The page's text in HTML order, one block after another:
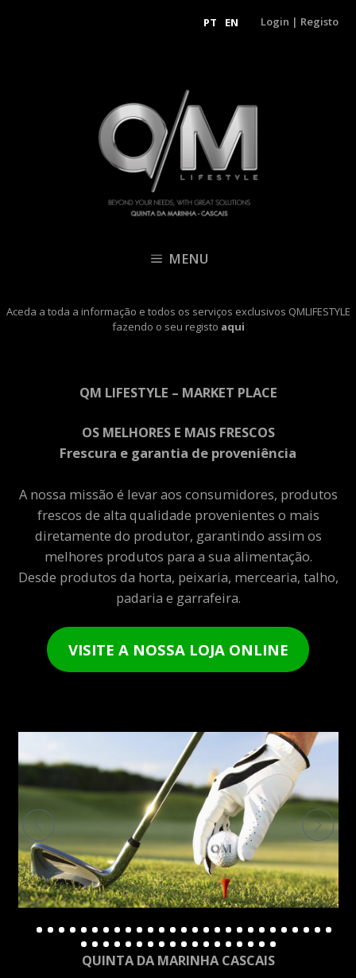
PT EN Login | Registo
MENU
Aceda a toda a informação e todos os serviços exclusivos QMLIFESTYLE
fazendo o seu registo aqui
QM LIFESTYLE – MARKET PLACE
OS MELHORES E MAIS FRESCOS
Frescura e garantia de proveniência
A nossa missão é levar aos consumidores, produtos
frescos de alta qualidade provenientes o mais
diretamente do produtor, garantindo assim os
melhores produtos para a sua alimentação.
Desde produtos da horta, peixaria, mercearia, talho,
padaria e garrafeira.
VISITE A NOSSA LOJA ONLINE
QUINTA DA MARINHA CASCAIS